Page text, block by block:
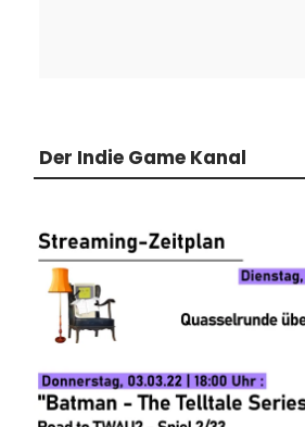
Der Indie Game Kanal